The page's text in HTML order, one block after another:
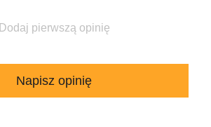
Dodaj pierwszą opinię
Napisz opinię